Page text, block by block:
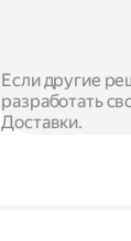
Если другие
разработать
Доставки.